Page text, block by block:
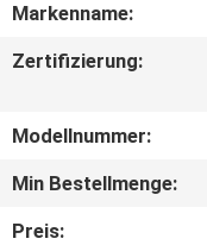
UNS
AUSFLUG
Markenname:
Zertifizierung:
Modellnummer:
Min Bestellmenge:
Preis: